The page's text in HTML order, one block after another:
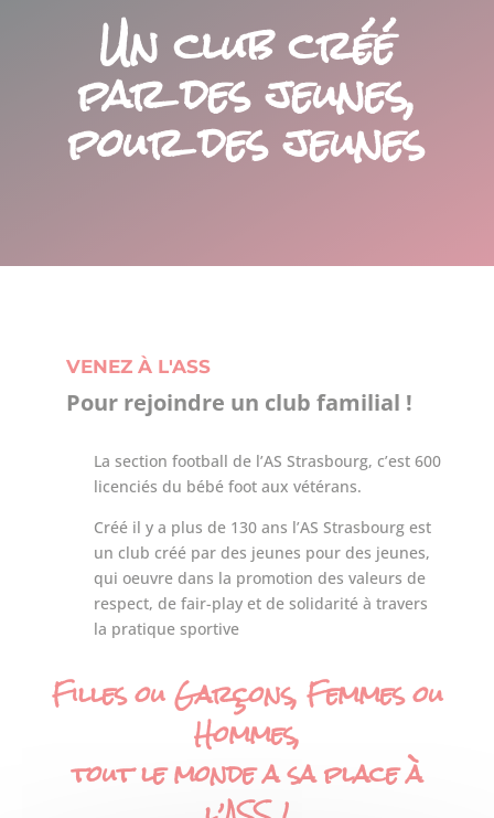
Un club créé
par des jeunes,
pour des jeunes
VENEZ À L'ASS
Pour rejoindre un club familial !
La section football de l’AS Strasbourg, c’est 600
licenciés du bébé foot aux vétérans.
Créé il y a plus de 130 ans l’AS Strasbourg est
un club créé par des jeunes pour des jeunes,
qui oeuvre dans la promotion des valeurs de
respect, de fair-play et de solidarité à travers
la pratique sportive
Filles ou Garçons, Femmes ou
Hommes,
tout le monde a sa place à